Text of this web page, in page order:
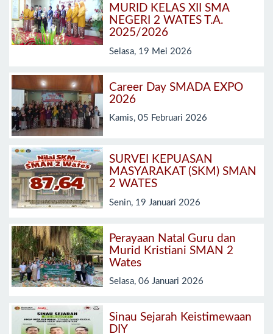
MURID KELAS XII SMA
NEGERI 2 WATES T.A.
2025/2026
Selasa, 19 Mei 2026
Career Day SMADA EXPO
2026
Kamis, 05 Februari 2026
SURVEI KEPUASAN
MASYARAKAT (SKM) SMAN
2 WATES
Senin, 19 Januari 2026
Perayaan Natal Guru dan
Murid Kristiani SMAN 2
Wates
Selasa, 06 Januari 2026
Sinau Sejarah Keistimewaan
DIY